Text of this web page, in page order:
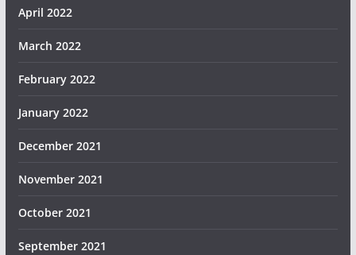
April 2022
March 2022
February 2022
January 2022
December 2021
November 2021
October 2021
September 2021